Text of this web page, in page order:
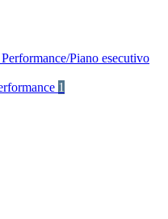
Piano esecutivo
1